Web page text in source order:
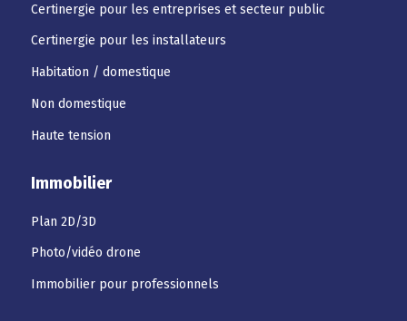
Certinergie pour les entreprises et secteur public
Certinergie pour les installateurs
Habitation / domestique
Non domestique
Haute tension
Immobilier
Plan 2D/3D
Photo/vidéo drone
Immobilier pour professionnels